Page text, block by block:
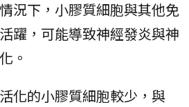
況下，小膠質細胞與其他免
躍，可能導致神經發炎與神
。
化的小膠質細胞較少，與